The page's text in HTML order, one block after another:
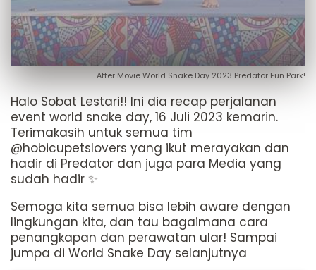
After Movie World Snake Day 2023 Predator Fun Park!
Halo Sobat Lestari!! Ini dia recap perjalanan
event world snake day, 16 Juli 2023 kemarin.
Terimakasih untuk semua tim
@hobicupetslovers yang ikut merayakan dan
hadir di Predator dan juga para Media yang
sudah hadir ✨
Semoga kita semua bisa lebih aware dengan
lingkungan kita, dan tau bagaimana cara
penangkapan dan perawatan ular! Sampai
jumpa di World Snake Day selanjutnya